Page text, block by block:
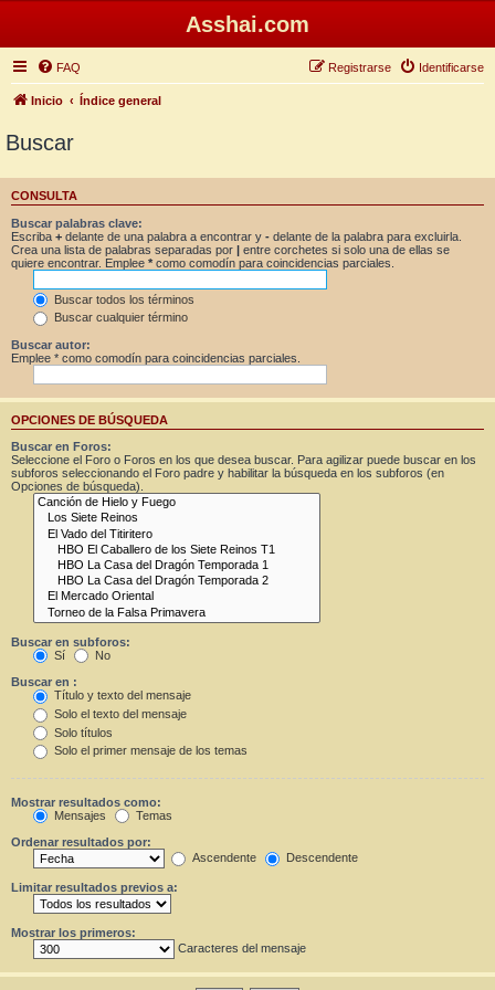
Asshai.com
FAQ Identificarse
Registrarse
Inicio Índice general
Buscar
CONSULTA
Buscar palabras clave:
Escriba + delante de una palabra a encontrar y - delante de la palabra para excluirla.
Crea una lista de palabras separadas por | entre corchetes si solo una de ellas se
quiere encontrar. Emplee * como comodín para coincidencias parciales.
Buscar todos los términos
Buscar cualquier término
Buscar autor:
Emplee * como comodín para coincidencias parciales.
OPCIONES DE BÚSQUEDA
Buscar en Foros:
Seleccione el Foro o Foros en los que desea buscar. Para agilizar puede buscar en los
subforos seleccionando el Foro padre y habilitar la búsqueda en los subforos (en
Opciones de búsqueda).
Buscar en subforos:
Sí
No
Buscar en :
Título y texto del mensaje
Solo el texto del mensaje
Solo títulos
Solo el primer mensaje de los temas
Mostrar resultados como:
Mensajes
Temas
Ordenar resultados por:
Ascendente
Descendente
Limitar resultados previos a:
Mostrar los primeros:
Caracteres del mensaje